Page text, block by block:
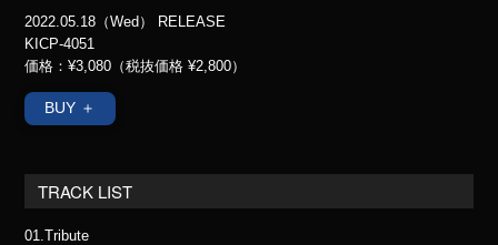
2022.05.18（Wed） RELEASE
KICP-4051
価格：¥3,080（税抜価格 ¥2,800）
BUY ＋
TRACK LIST
01.Tribute